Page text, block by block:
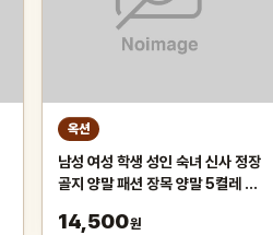
옥션
남성 여성 학생 성인 숙녀 신사 정장
골지 양말 패션 장목 양말 5켤레 세
14,500원